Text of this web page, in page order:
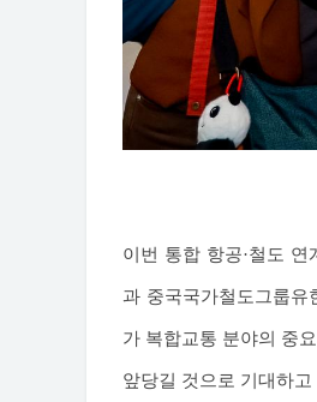
이번 통합 항공·철도
과 중국국가철도그룹유
가 복합교통 분야의 중
앞당길 것으로 기대하고